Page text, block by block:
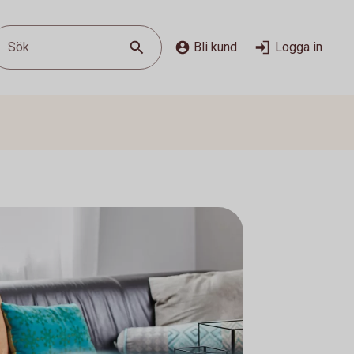
Sök Bli kund Logga in